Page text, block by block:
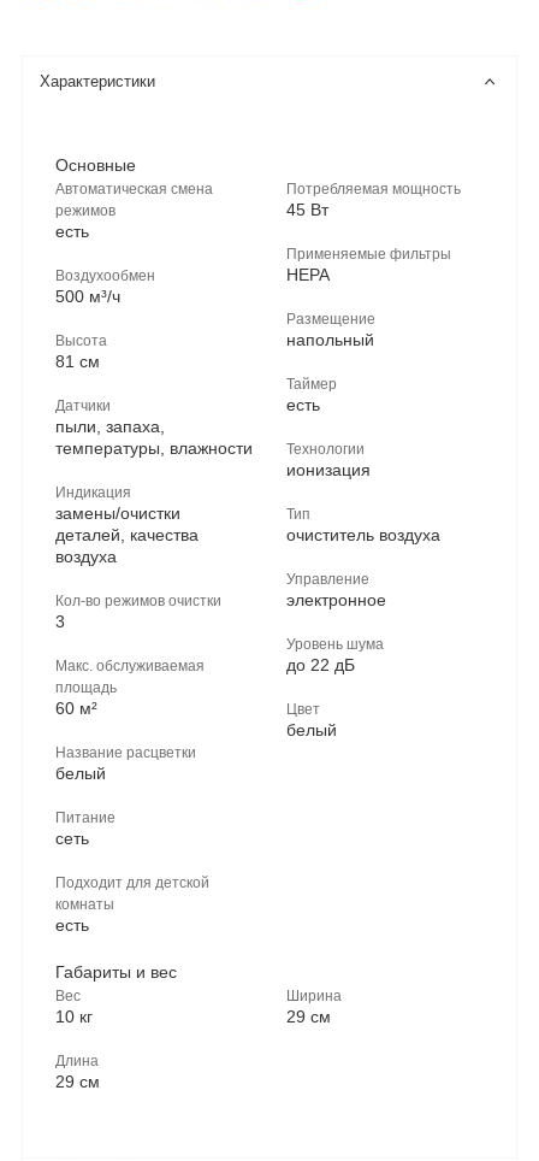
Характеристики
Основные
Автоматическая смена
режимов
есть
Воздухообмен
500 м³/ч
Высота
81 см
Датчики
пыли, запаха,
температуры, влажности
Индикация
замены/очистки
деталей, качества
воздуха
Кол-во режимов очистки
3
Макс. обслуживаемая
площадь
60 м²
Название расцветки
белый
Питание
сеть
Подходит для детской
комнаты
есть
Потребляемая мощность
45 Вт
Применяемые фильтры
HEPA
Размещение
напольный
Таймер
есть
Технологии
ионизация
Тип
очиститель воздуха
Управление
электронное
Уровень шума
до 22 дБ
Цвет
белый
Габариты и вес
Вес
10 кг
Длина
29 см
Ширина
29 см